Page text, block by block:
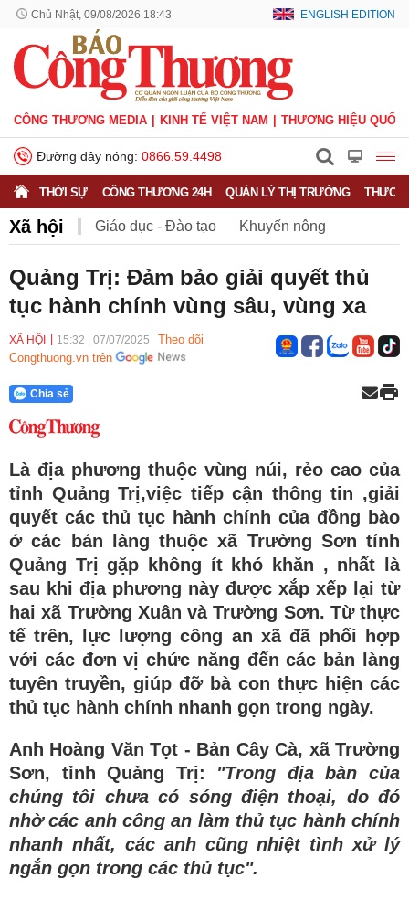
Chủ Nhật, 09/08/2026 18:43 ENGLISH EDITION
CÔNG THƯƠNG MEDIA KINH TẾ VIỆT NAM THƯƠNG HIỆU QUỐC
Đường dây nóng: 0866.59.4498
THỜI SỰ CÔNG THƯƠNG 24H QUẢN LÝ THỊ TRƯỜNG
Xã hội Giáo dục - Đào tạo Khuyến nông
Phát triển bền vững Sức khỏe Việc làm
Quảng Trị: Đảm bảo giải quyết thủ
tục hành chính vùng sâu, vùng xa
XÃ HỘI 15:32 07/07/2025
Theo dõi
Congthuong.vn trên
Chia sẻ
Là địa phương thuộc vùng núi, rẻo cao của
tỉnh Quảng Trị,việc tiếp cận thông tin ,giải
quyết các thủ tục hành chính của đồng bào
ở các bản làng thuộc xã Trường Sơn tỉnh
Quảng Trị gặp không ít khó khăn , nhất là
sau khi địa phương này được xắp xếp lại từ
hai xã Trường Xuân và Trường Sơn. Từ thực
tế trên, lực lượng công an xã đã phối hợp
với các đơn vị chức năng đến các bản làng
tuyên truyền, giúp đỡ bà con thực hiện các
thủ tục hành chính nhanh gọn trong ngày.
Anh Hoàng Văn Tọt - Bản Cây Cà, xã Trường
Sơn, tỉnh Quảng Trị: "Trong địa bàn của
chúng tôi chưa có sóng điện thoại, do đó
nhờ các anh công an làm thủ tục hành chính
nhanh nhất, các anh cũng nhiệt tình xử lý
ngắn gọn trong các thủ tục".